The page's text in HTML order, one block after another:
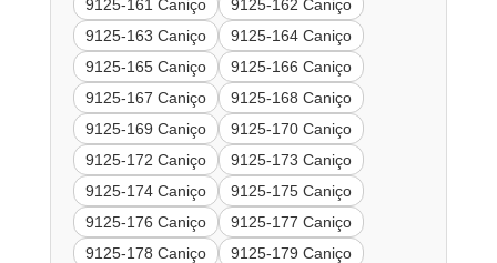
9125-161 Caniço
9125-162 Caniço
9125-163 Caniço
9125-164 Caniço
9125-165 Caniço
9125-166 Caniço
9125-167 Caniço
9125-168 Caniço
9125-169 Caniço
9125-170 Caniço
9125-172 Caniço
9125-173 Caniço
9125-174 Caniço
9125-175 Caniço
9125-176 Caniço
9125-177 Caniço
9125-178 Caniço
9125-179 Caniço